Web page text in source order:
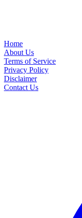
Home
About Us
Terms of Service
Privacy Policy
Disclaimer
Contact Us